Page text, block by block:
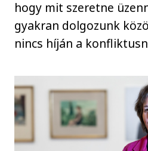
hogy mit szeretne
gyakran dolgozunk
nincs híján a